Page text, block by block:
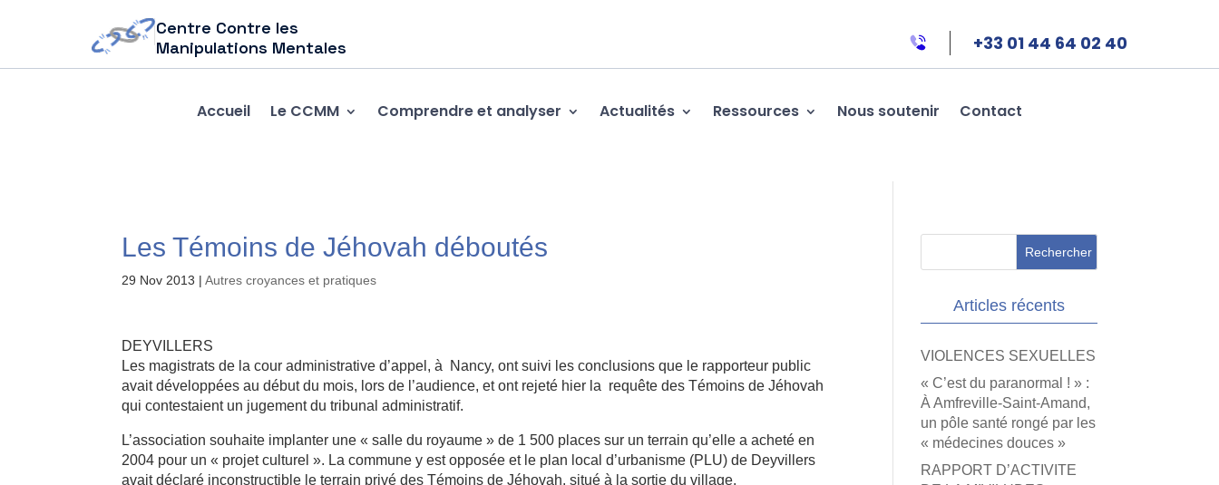
Centre Contre les
Manipulations Mentales
+33 01 44 64 02 40
Accueil Le CCMM Comprendre et analyser Actualités Ressources Nous soutenir Contact
Les Témoins de Jéhovah déboutés
29 Nov 2013 |Autres croyances et pratiques
DEYVILLERS
Les magistrats de la cour administrative d’appel, à Nancy, ont suivi les conclusions que le rapporteur public
avait développées au début du mois, lors de l’audience, et ont rejeté hier la requête des Témoins de Jéhovah
qui contestaient un jugement du tribunal administratif.
L’association souhaite implanter une « salle du royaume » de 1 500 places sur un terrain qu’elle a acheté en
2004 pour un « projet culturel ». La commune y est opposée et le plan local d’urbanisme (PLU) de Deyvillers
avait déclaré inconstructible le terrain privé des Témoins de Jéhovah, situé à la sortie du village.
Articles récents
VIOLENCES SEXUELLES
« C’est du paranormal ! » :
À Amfreville-Saint-Amand,
un pôle santé rongé par les
« médecines douces »
RAPPORT D’ACTIVITE